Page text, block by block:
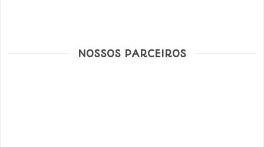
NOSSOS PARCEIROS